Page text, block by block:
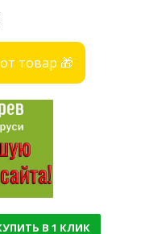
товар 🎁
В 1 КЛИК